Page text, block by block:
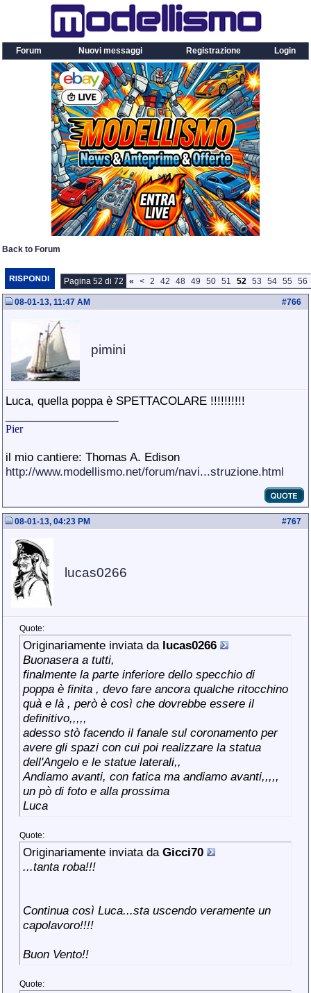
Forum Nuovi messaggi Registrazione Login
Back to Forum
Pagina 52 di 72 « < 2 42 48 49 50 51 52 53 54 55 56
#766
08-01-13, 11:47 AM
pimini
Luca, quella poppa è SPETTACOLARE !!!!!!!!!!
Pier
il mio cantiere: Thomas A. Edison
http://www.modellismo.net/forum/navi...struzione.html
#767
08-01-13, 04:23 PM
lucas0266
Quote:
Originariamente inviata da lucas0266
Buonasera a tutti,
finalmente la parte inferiore dello specchio di
poppa è finita , devo fare ancora qualche ritocchino
quà e là , però è così che dovrebbe essere il
definitivo,,,,,
adesso stò facendo il fanale sul coronamento per
avere gli spazi con cui poi realizzare la statua
dell'Angelo e le statue laterali,,
Andiamo avanti, con fatica ma andiamo avanti,,,,,
un pò di foto e alla prossima
Luca
Quote:
Originariamente inviata da Gicci70
...tanta roba!!!
Continua così Luca...sta uscendo veramente un
capolavoro!!!!
Buon Vento!!
Quote: